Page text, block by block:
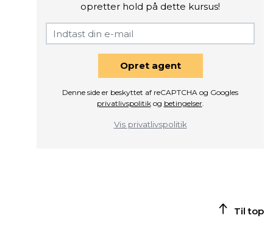
opretter hold på dette kursus!
Opret agent
Denne side er beskyttet af reCAPTCHA og Googles
privatlivspolitikog betingelser.
Vis privatlivspolitik
Til top